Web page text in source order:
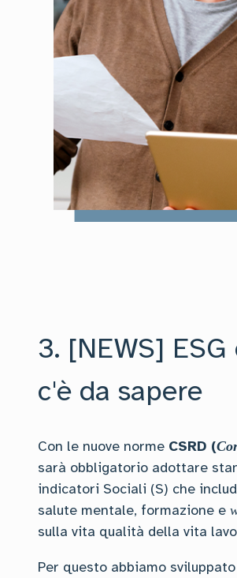
3. [NEWS]
c'è da sapere
Con le nuove norme CSRD (
sarà obbligatorio adottare
indicatori Sociali (S) che
salute mentale, formazione e
sulla vita qualità della vita
Per questo abbiamo